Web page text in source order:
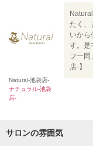
Natural-池袋店-
ナチュラル-池袋
店-
たく、
いから
す。是
フ一同
店-】
サロンの雰囲気